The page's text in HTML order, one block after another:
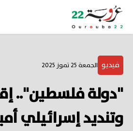
فيديو الجمعة 25 تموز 2025
"دولة فلسطين"..
وتنديد إسرائيلي